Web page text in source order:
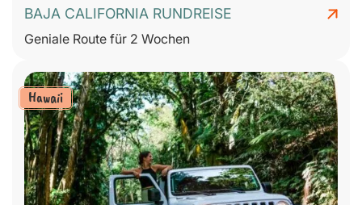
BAJA CALIFORNIA RUNDREISE
Geniale Route für 2 Wochen
Hawaii